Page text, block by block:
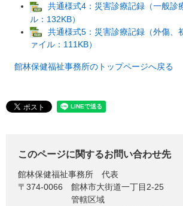
共通様式4：災害診療記録（一般診
ル：132KB）
共通様式5：災害診療記録（外傷、
ァイル：111KB）
館林保健福祉事務所のトップページへ戻る
このページに関するお問い合わせ先
館林保健福祉事務所
代表
〒374-0066
館林市大街道一丁目2-25
管轄区域